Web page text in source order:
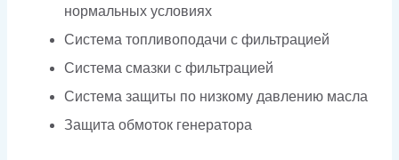
нормальных условиях
Система топливоподачи с фильтрацией
Система смазки с фильтрацией
Система защиты по низкому давлению масла
Защита обмоток генератора